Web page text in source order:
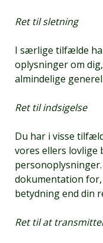
Ret til sletning
I særlige tilfælde
oplysninger om
almindelige
Ret til indsigelse
Du har i visse
vores ellers lovlige
dokumentation
betydning end din
Ret til at